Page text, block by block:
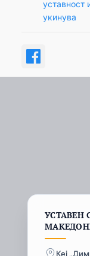
уставност
укинува
УСТАВЕН
Кеј